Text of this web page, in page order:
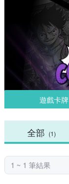
遊戲卡牌
全部 (1)
1 ~ 1 筆結果